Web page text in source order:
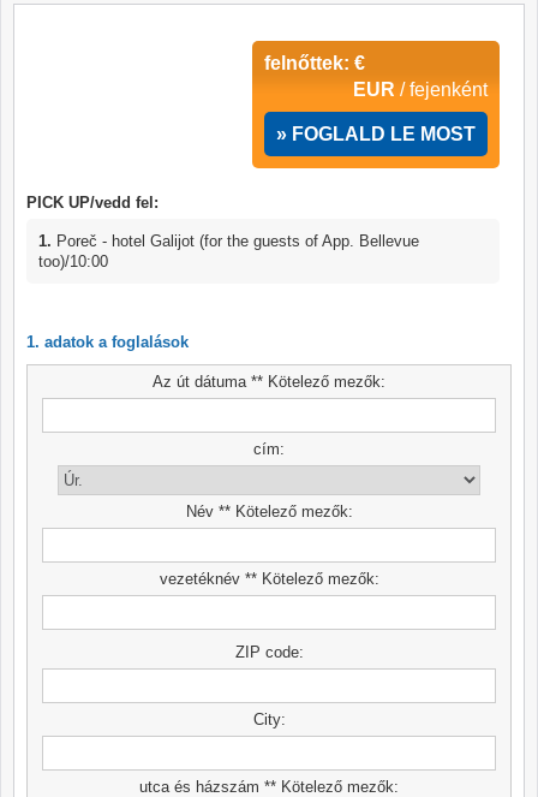
felnőttek: €
EUR / fejenként
» FOGLALD LE MOST
PICK UP/vedd fel:
1. Poreč - hotel Galijot (for the guests of App. Bellevue
too)/10:00
1. adatok a foglalások
Az út dátuma ** Kötelező mezők:
cím:
Név ** Kötelező mezők:
vezetéknév ** Kötelező mezők:
ZIP code:
City:
utca és házszám ** Kötelező mezők: